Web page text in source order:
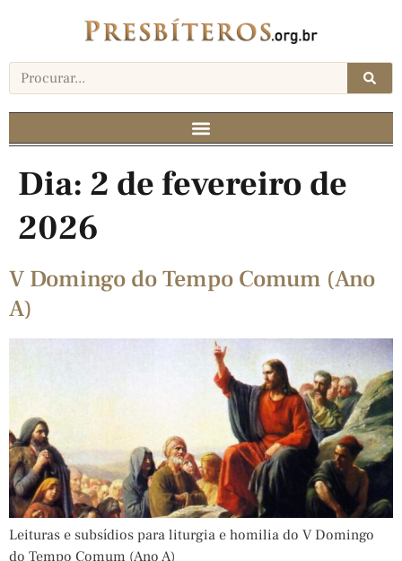
Dia: 2 de fevereiro de
2026
V Domingo do Tempo Comum (Ano
A)
Leituras e subsídios para liturgia e homilia do V Domingo
do Tempo Comum (Ano A)